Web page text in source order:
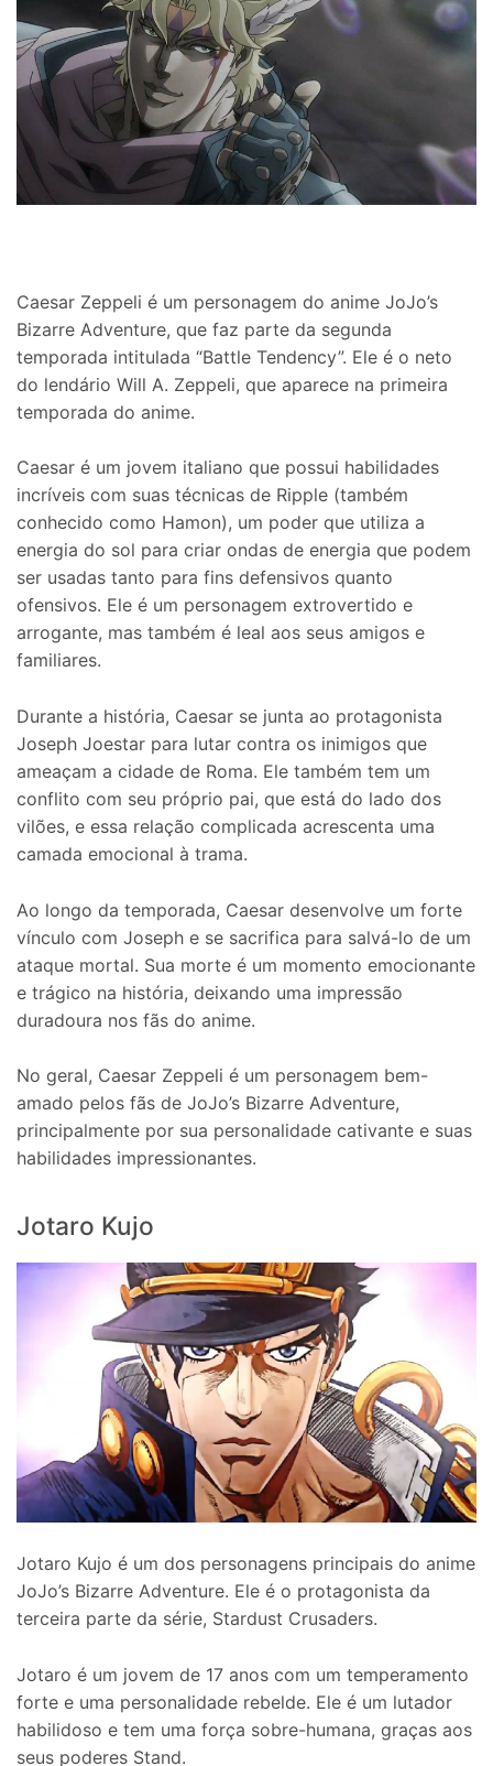
Caesar Zeppeli é um personagem do anime JoJo’s
Bizarre Adventure, que faz parte da segunda
temporada intitulada “Battle Tendency”. Ele é o neto
do lendário Will A. Zeppeli, que aparece na primeira
temporada do anime.
Caesar é um jovem italiano que possui habilidades
incríveis com suas técnicas de Ripple (também
conhecido como Hamon), um poder que utiliza a
energia do sol para criar ondas de energia que podem
ser usadas tanto para fins defensivos quanto
ofensivos. Ele é um personagem extrovertido e
arrogante, mas também é leal aos seus amigos e
familiares.
Durante a história, Caesar se junta ao protagonista
Joseph Joestar para lutar contra os inimigos que
ameaçam a cidade de Roma. Ele também tem um
conflito com seu próprio pai, que está do lado dos
vilões, e essa relação complicada acrescenta uma
camada emocional à trama.
Ao longo da temporada, Caesar desenvolve um forte
vínculo com Joseph e se sacrifica para salvá-lo de um
ataque mortal. Sua morte é um momento emocionante
e trágico na história, deixando uma impressão
duradoura nos fãs do anime.
No geral, Caesar Zeppeli é um personagem bem-
amado pelos fãs de JoJo’s Bizarre Adventure,
principalmente por sua personalidade cativante e suas
habilidades impressionantes.
Jotaro Kujo
Jotaro Kujo é um dos personagens principais do anime
JoJo’s Bizarre Adventure. Ele é o protagonista da
terceira parte da série, Stardust Crusaders.
Jotaro é um jovem de 17 anos com um temperamento
forte e uma personalidade rebelde. Ele é um lutador
habilidoso e tem uma força sobre-humana, graças aos
seus poderes Stand.